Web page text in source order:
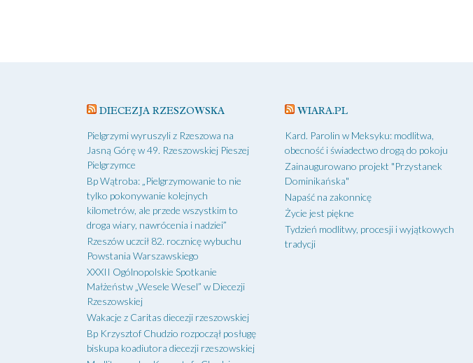
DIECEZJA RZESZOWSKA
Pielgrzymi wyruszyli z Rzeszowa na
Jasną Górę w 49. Rzeszowskiej Pieszej
Pielgrzymce
Bp Wątroba: „Pielgrzymowanie to nie
tylko pokonywanie kolejnych
kilometrów, ale przede wszystkim to
droga wiary, nawrócenia i nadziei”
Rzeszów uczcił 82. rocznicę wybuchu
Powstania Warszawskiego
XXXII Ogólnopolskie Spotkanie
Małżeństw „Wesele Wesel” w Diecezji
Rzeszowskiej
Wakacje z Caritas diecezji rzeszowskiej
Bp Krzysztof Chudzio rozpoczął posługę
biskupa koadiutora diecezji rzeszowskiej
WIARA.PL
Kard. Parolin w Meksyku: modlitwa,
obecność i świadectwo drogą do pokoju
Zainaugurowano projekt "Przystanek
Dominikańska"
Napaść na zakonnicę
Życie jest piękne
Tydzień modlitwy, procesji i wyjątkowych
tradycji